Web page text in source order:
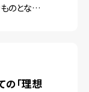
のとなりま
う可能性も
の「理想